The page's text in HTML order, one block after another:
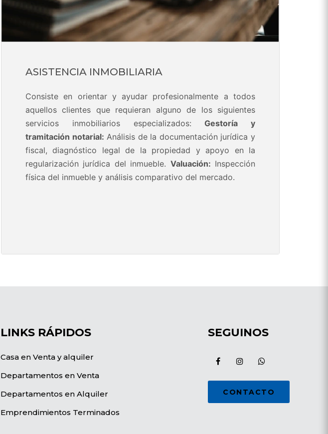
ASISTENCIA INMOBILIARIA
Consiste en orientar y ayudar profesionalmente a todos
aquellos clientes que requieran alguno de los siguientes
servicios inmobiliarios especializados:Gestoría y
tramitación notarial: Análisis de la documentación jurídica y
fiscal, diagnóstico legal de la propiedad y apoyo en la
regularización jurídica del inmueble. Valuación: Inspección
física del inmueble y análisis comparativo del mercado.
LINKS RÁPIDOS
Casa en Venta y alquiler
Departamentos en Venta
Departamentos en Alquiler
Emprendimientos Terminados
SEGUINOS
CONTACTO